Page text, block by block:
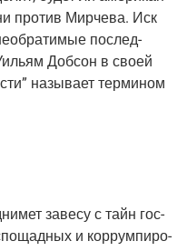
про­тив Мир­че­ва. Иск
послед­
Доб­сон в сво­ей
назы­ва­ет тер­ми­ном
заве­су с тайн гос­
и кор­рум­пи­ро­